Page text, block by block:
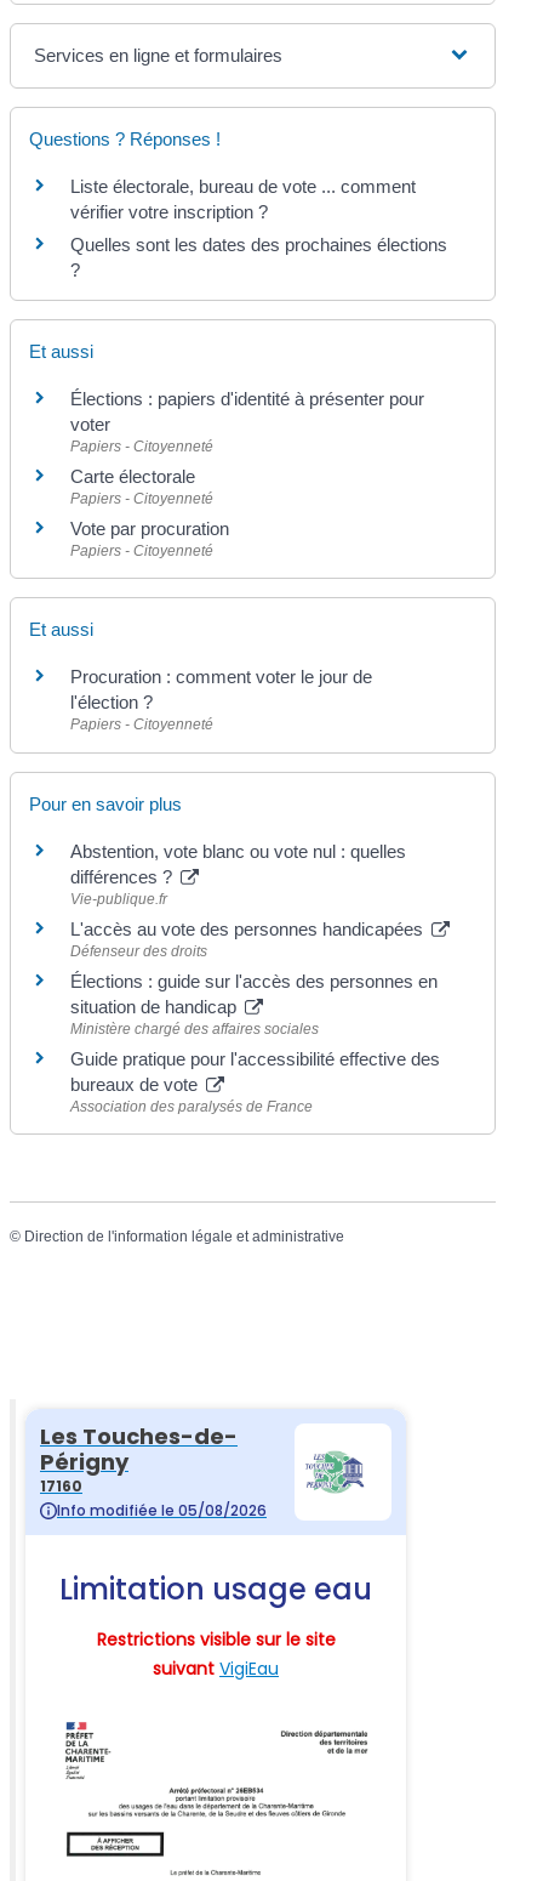
Services en ligne et formulaires
Questions ? Réponses !
Liste électorale, bureau de vote ... comment
vérifier votre inscription ?
Quelles sont les dates des prochaines élections
?
Et aussi
Élections : papiers d'identité à présenter pour
voter
Papiers - Citoyenneté
Carte électorale
Papiers - Citoyenneté
Vote par procuration
Papiers - Citoyenneté
Et aussi
Procuration : comment voter le jour de
l'élection ?
Papiers - Citoyenneté
Pour en savoir plus
Abstention, vote blanc ou vote nul : quelles
différences ?
Vie-publique.fr
L'accès au vote des personnes handicapées
Défenseur des droits
Élections : guide sur l'accès des personnes en
situation de handicap
Ministère chargé des affaires sociales
Guide pratique pour l'accessibilité effective des
bureaux de vote
Association des paralysés de France
© Direction de l'information légale et administrative